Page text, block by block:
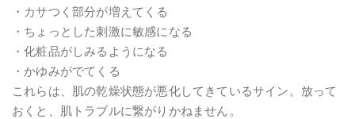
・カサつく部分が増えてくる
・ちょっとした刺激に敏感になる
・化粧品がしみるようになる
・かゆみがでてくる
これらは、肌の乾燥状態が悪化してきているサイン。放って
おくと、肌トラブルに繋がりかねません。